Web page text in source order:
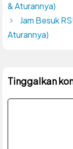
& Aturannya)
Jam Besuk
Aturannya)
Tinggalkan
Komentar